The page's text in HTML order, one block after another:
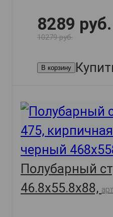
8289 руб.
10279 руб.
В корзину
Полубарный
46.8х55.8х88,